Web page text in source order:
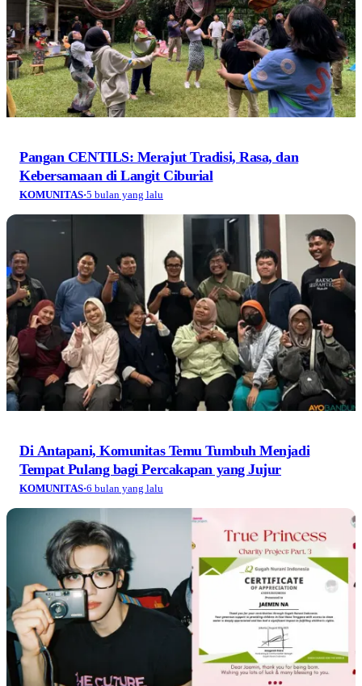
Pangan CENTILS: Merajut Tradisi, Rasa, dan
Kebersamaan di Langit Ciburial
KOMUNITAS·5 bulan yang lalu
Di Antapani, Komunitas Temu Tumbuh Menjadi
Tempat Pulang bagi Percakapan yang Jujur
KOMUNITAS·6 bulan yang lalu